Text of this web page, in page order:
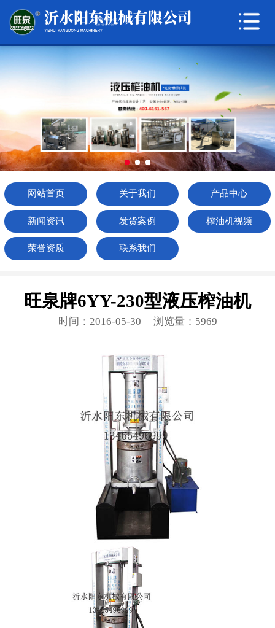
网站首页
关于我们
产品中心
新闻资讯
发货案例
榨油机视频
荣誉资质
联系我们
网站首页 关于我们 产品中心
新闻资讯 发货案例 榨油机视频
荣誉资质 联系我们
旺泉牌6YY-230型液压榨油机
时间：2016-05-30 浏览量：5969